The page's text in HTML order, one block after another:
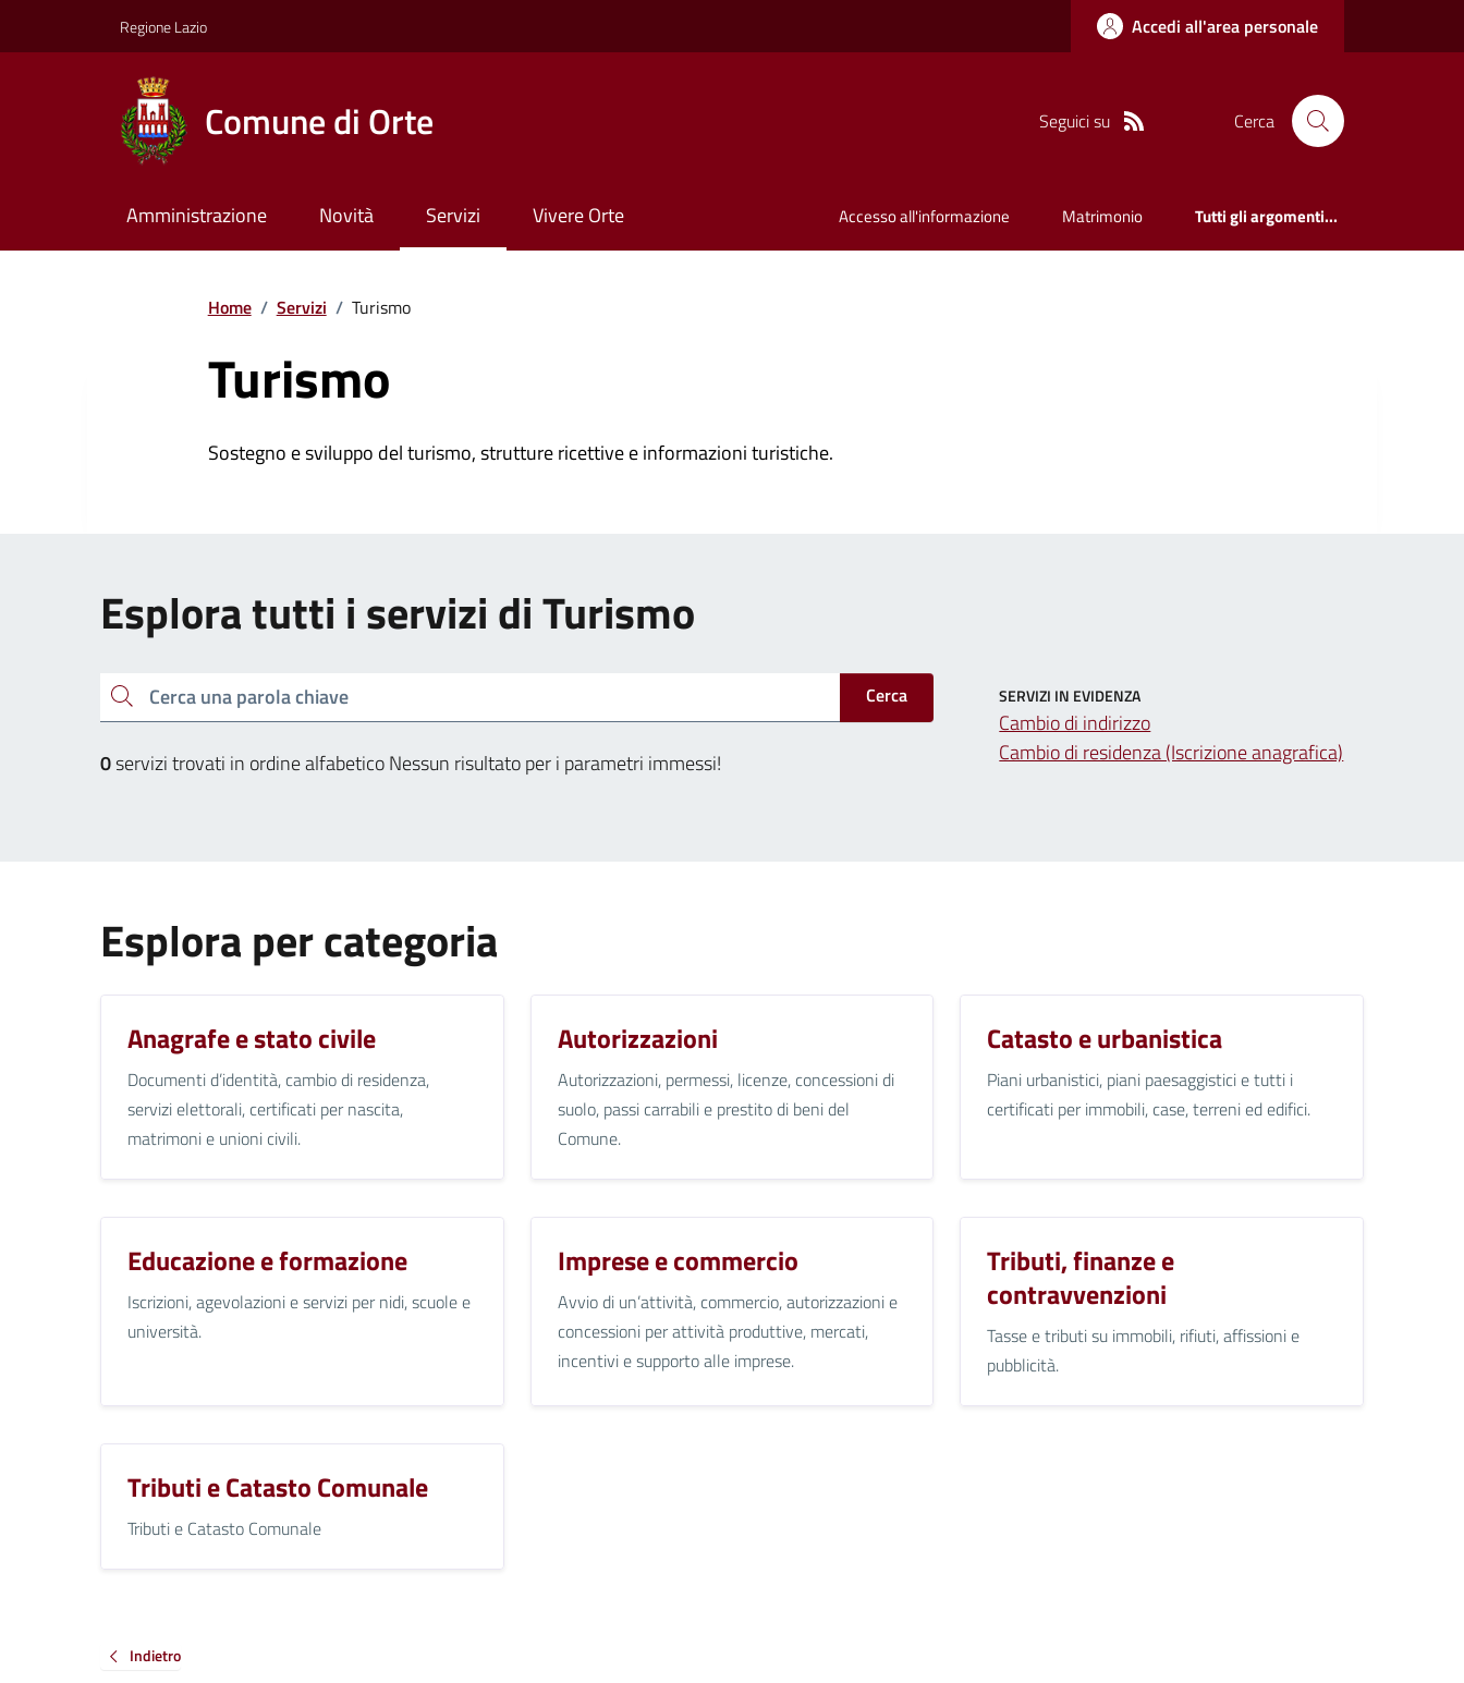
Regione Lazio Accedi all'area personale
Comune di Orte Seguici su Cerca
Amministrazione Novità Servizi Vivere Orte Accesso all'informazione Matrimonio Tutti gli argomenti...
Home / Servizi / Turismo
Turismo
Sostegno e sviluppo del turismo, strutture ricettive e informazioni turistiche.
Esplora tutti i servizi di Turismo
Cerca una parola chiave Cerca
0servizi trovati in ordine alfabeticoNessun risultato per i parametri immessi!
SERVIZI IN EVIDENZA
Cambio di indirizzo
Cambio di residenza (Iscrizione anagrafica)
Esplora per categoria
Anagrafe e stato civile
Documenti d’identità, cambio di residenza,
servizi elettorali, certificati per nascita,
matrimoni e unioni civili.
Autorizzazioni
Autorizzazioni, permessi, licenze, concessioni di
suolo, passi carrabili e prestito di beni del
Comune.
Catasto e urbanistica
Piani urbanistici, piani paesaggistici e tutti i
certificati per immobili, case, terreni ed edifici.
Educazione e formazione
Iscrizioni, agevolazioni e servizi per nidi, scuole e
università.
Imprese e commercio
Avvio di un’attività, commercio, autorizzazioni e
concessioni per attività produttive, mercati,
incentivi e supporto alle imprese.
Tributi, finanze e
contravvenzioni
Tasse e tributi su immobili, rifiuti, affissioni e
pubblicità.
Tributi e Catasto Comunale
Tributi e Catasto Comunale
Indietro